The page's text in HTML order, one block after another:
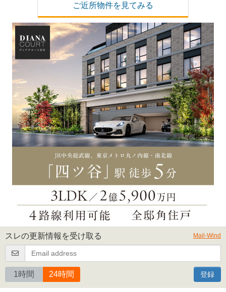
ご近所物件を見てみる
スレの更新情報を受け取る Mail-Wind
1時間 24時間 登録